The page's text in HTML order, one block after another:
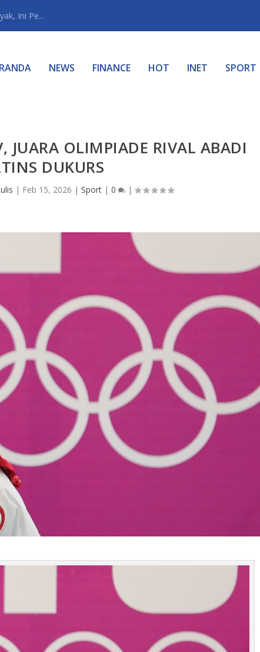
Ini Pe...
NEWS FINANCE HOT INET SPORT
JUARA OLIMPIADE RIVAL ABADI
DUKURS
| Feb 15, 2026 | Sport| 0 |